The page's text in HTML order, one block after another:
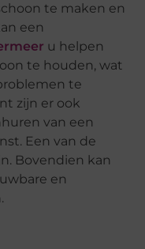
te maken en
een
u helpen
te houden, wat
te
zijn er ook
van een
Een van de
Bovendien kan
en